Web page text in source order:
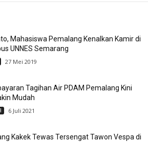
Mahasiswa Pemalang Kenalkan Kamir di
UNNES Semarang
27 Mei 2019
Tagihan Air PDAM Pemalang Kini
Mudah
6 Juli 2021
Kakek Tewas Tersengat Tawon Vespa di